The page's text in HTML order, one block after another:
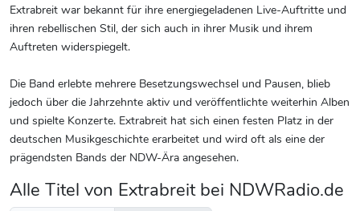
Extrabreit war bekannt für ihre energiegeladenen Live-Auftritte und
ihren rebellischen Stil, der sich auch in ihrer Musik und ihrem
Auftreten widerspiegelt.
Die Band erlebte mehrere Besetzungswechsel und Pausen, blieb
jedoch über die Jahrzehnte aktiv und veröffentlichte weiterhin Alben
und spielte Konzerte. Extrabreit hat sich einen festen Platz in der
deutschen Musikgeschichte erarbeitet und wird oft als eine der
prägendsten Bands der NDW-Ära angesehen.
Alle Titel von Extrabreit bei NDWRadio.de